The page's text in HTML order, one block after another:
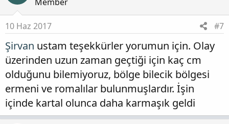
10 Haz 2017 #7
Şirvan ustam teşekkürler yorumun için. Olay
üzerinden uzun zaman geçtiği için kaç cm
olduğunu bilemiyoruz, bölge bilecik bölgesi
ermeni ve romalılar bulunmuşlardır. İşin
içinde kartal olunca daha karmaşık geldi